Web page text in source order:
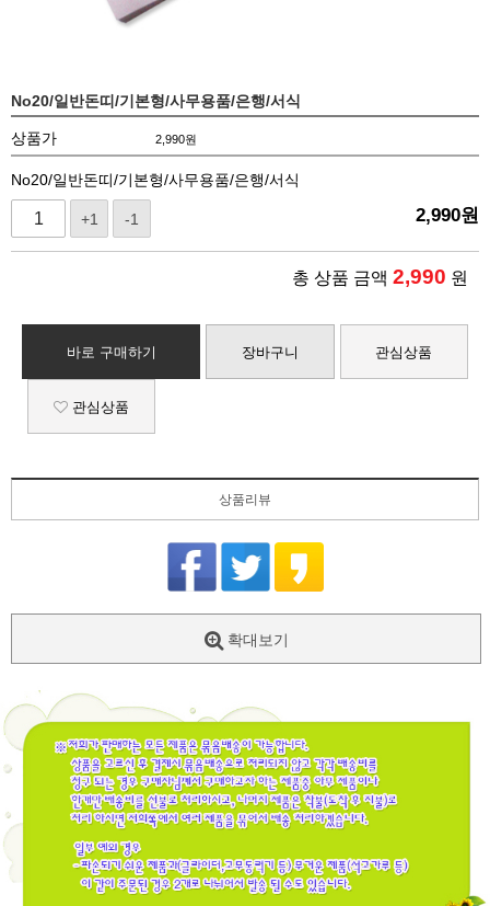
No20/일반돈띠/기본형/사무용품/은행/서식
상품가 2,990원
No20/일반돈띠/기본형/사무용품/은행/서식
+1 -1 2,990원
총 상품 금액 2,990 원
바로 구매하기 장바구니 관심상품
관심상품
상품리뷰
확대보기